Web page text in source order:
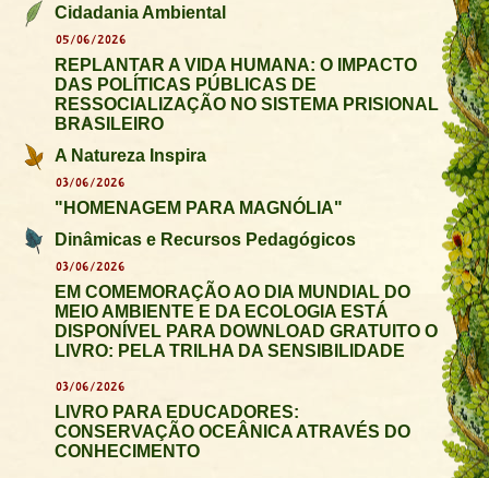
Cidadania Ambiental
05/06/2026
REPLANTAR A VIDA HUMANA: O IMPACTO
DAS POLÍTICAS PÚBLICAS DE
RESSOCIALIZAÇÃO NO SISTEMA PRISIONAL
BRASILEIRO
A Natureza Inspira
03/06/2026
"HOMENAGEM PARA MAGNÓLIA"
Dinâmicas e Recursos Pedagógicos
03/06/2026
EM COMEMORAÇÃO AO DIA MUNDIAL DO
MEIO AMBIENTE E DA ECOLOGIA ESTÁ
DISPONÍVEL PARA DOWNLOAD GRATUITO O
LIVRO: PELA TRILHA DA SENSIBILIDADE
03/06/2026
LIVRO PARA EDUCADORES:
CONSERVAÇÃO OCEÂNICA ATRAVÉS DO
CONHECIMENTO